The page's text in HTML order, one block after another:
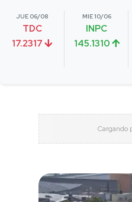
JUE 06/08
TDC
17.2317
MIE 10/06
INPC
145.1310